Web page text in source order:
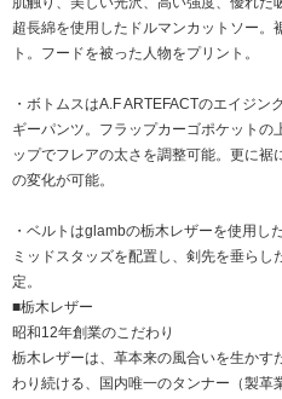
超長綿を使用したドルマンカットソー。
ト。フードを被った人物をプリント。
・ボトムスはA.F ARTEFACTのエイジ
ギーパンツ。フラップカーゴポケットの
ップでフレアの太さを調整可能。更に裾
の変化が可能。
・ベルトはglambの栃木レザーを使用し
ミッドスタッズを配置し、剣先を垂ら
定。
■栃木レザー
昭和12年創業のこだわり
栃木レザーは、革本来の風合いを生かす
わり続ける、国内唯一のタンナー（製革